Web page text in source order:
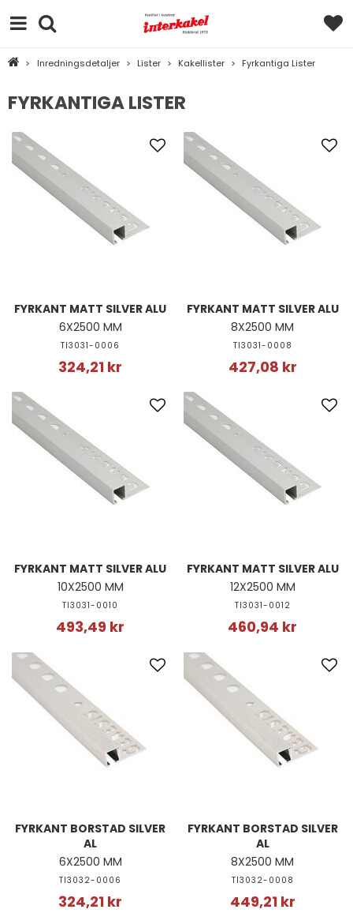
> Inredningsdetaljer > Lister > Kakellister > Fyrkantiga Lister
FYRKANTIGA LISTER
FYRKANT MATT SILVER ALU
6X2500 MM
TI3031-0006
324,21 kr
FYRKANT MATT SILVER ALU
8X2500 MM
TI3031-0008
427,08 kr
FYRKANT MATT SILVER ALU
10X2500 MM
TI3031-0010
493,49 kr
FYRKANT MATT SILVER ALU
12X2500 MM
TI3031-0012
460,94 kr
FYRKANT BORSTAD SILVER
AL
6X2500 MM
TI3032-0006
324,21 kr
FYRKANT BORSTAD SILVER
AL
8X2500 MM
TI3032-0008
449,21 kr